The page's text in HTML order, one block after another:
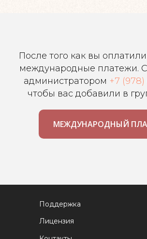
После того как вы
международные платежи.
администратором +7
чтобы вас добавили в
МЕЖДУНАРОДНЫЙ
Поддержка
Лицензия